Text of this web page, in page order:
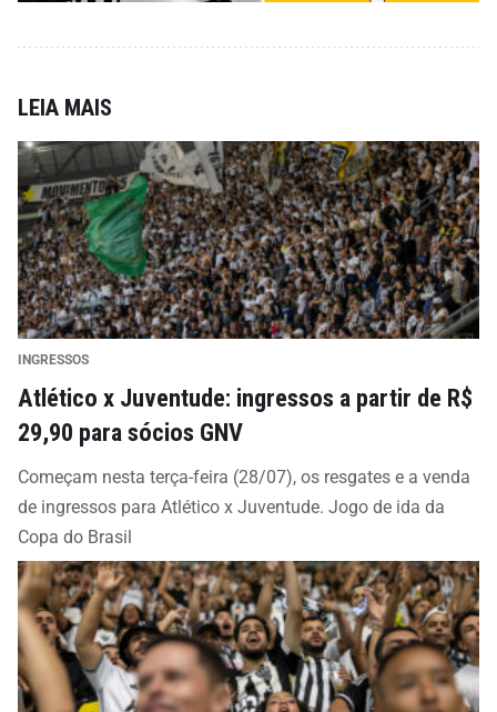
LEIA MAIS
INGRESSOS
Atlético x Juventude: ingressos a partir de R$
29,90 para sócios GNV
Começam nesta terça-feira (28/07), os resgates e a venda
de ingressos para Atlético x Juventude. Jogo de ida da
Copa do Brasil